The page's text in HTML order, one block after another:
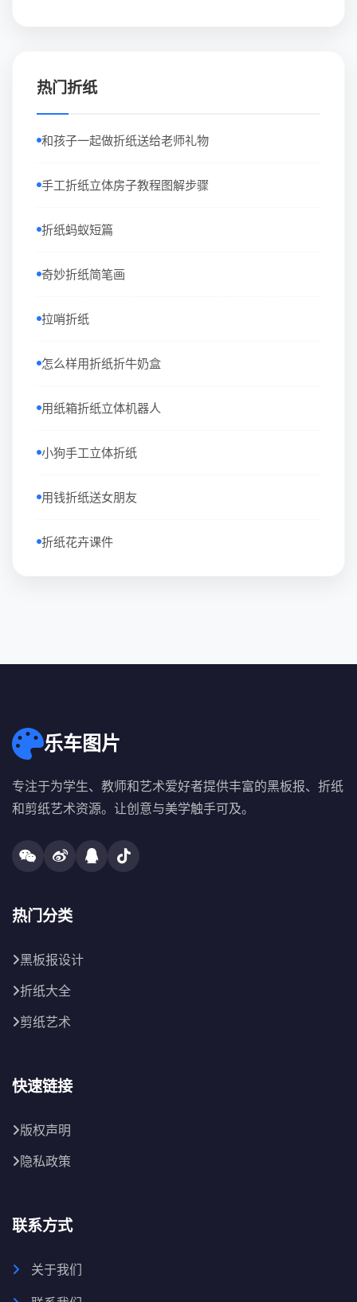
热门折纸
和孩子一起做折纸送给老师礼物
手工折纸立体房子教程图解步骤
折纸蚂蚁短篇
奇妙折纸简笔画
拉哨折纸
怎么样用折纸折牛奶盒
用纸箱折纸立体机器人
小狗手工立体折纸
用钱折纸送女朋友
折纸花卉课件
乐车图片
专注于为学生、教师和艺术爱好者提供丰富的黑板报、折纸
和剪纸艺术资源。让创意与美学触手可及。
热门分类
黑板报设计
折纸大全
剪纸艺术
快速链接
版权声明
隐私政策
联系方式
关于我们